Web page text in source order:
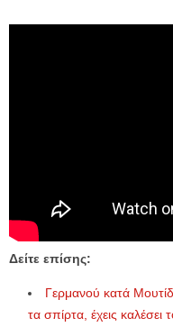
Δείτε επίσης:
Γερμανού κατά
τα σπίρτα, έχεις καλέσει